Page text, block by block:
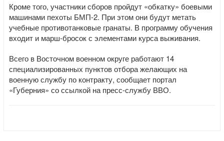
Кроме того, участники сборов пройдут «обкатку» боевыми
машинами пехоты БМП-2. При этом они будут метать
учебные противотанковые гранаты. В программу обучения
входит и марш-бросок с элементами курса выживания.
Всего в Восточном военном округе работают 14
специализированных пунктов отбора желающих на
военную службу по контракту, сообщает портал
«Губерния» со ссылкой на пресс-службу ВВО.